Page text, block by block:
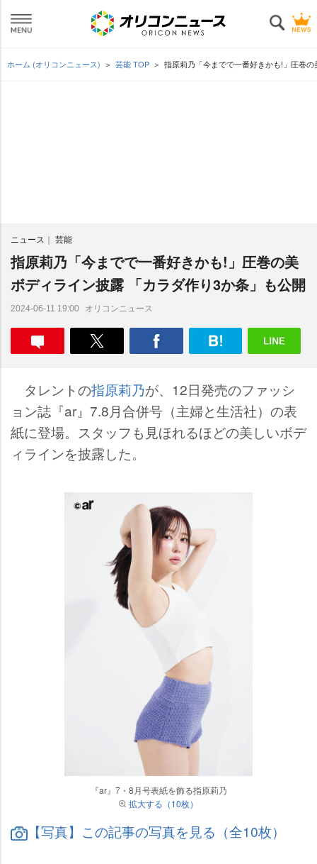
ホーム (オリコンニュース) 芸能 TOP 指原莉乃「今までで一番好きかも!」圧巻
ニュース 芸能
指原莉乃「今までで一番好きかも!」圧巻の美
ボディライン披露 「カラダ作り3か条」も公開
2024-06-11 19:00 オリコンニュース
タレントの指原莉乃が、12日発売のファッシ
ョン誌『ar』7.8月合併号（主婦と生活社）の表
紙に登場。スタッフも見ほれるほどの美しいボデ
ィラインを披露した。
『ar』7・8月号表紙を飾る指原莉乃
拡大する（10枚）
【写真】この記事の写真を見る（全10枚）